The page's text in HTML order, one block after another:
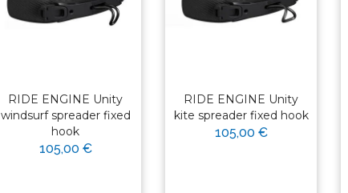
RIDE ENGINE Unity
windsurf spreader fixed
hook
105,00 €
RIDE ENGINE Unity
kite spreader fixed hook
105,00 €